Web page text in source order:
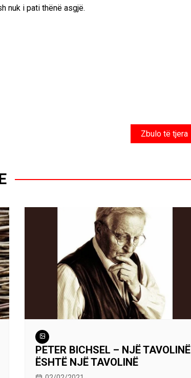
nuk i pati thënë asgjë.
Zbulo të tjera
PETER BICHSEL – NJË TAVOLINË
ËSHTË NJË TAVOLINË